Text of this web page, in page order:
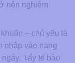
nên nghiêm
– chủ yếu là
nhập vào nang
Tẩy tế bào